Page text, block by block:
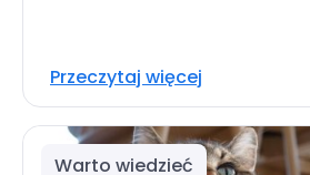
Przeczytaj więcej
Warto wiedzieć